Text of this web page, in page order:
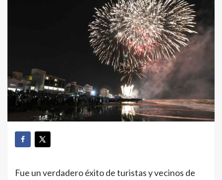
Fue un verdadero éxito de turistas y vecinos de